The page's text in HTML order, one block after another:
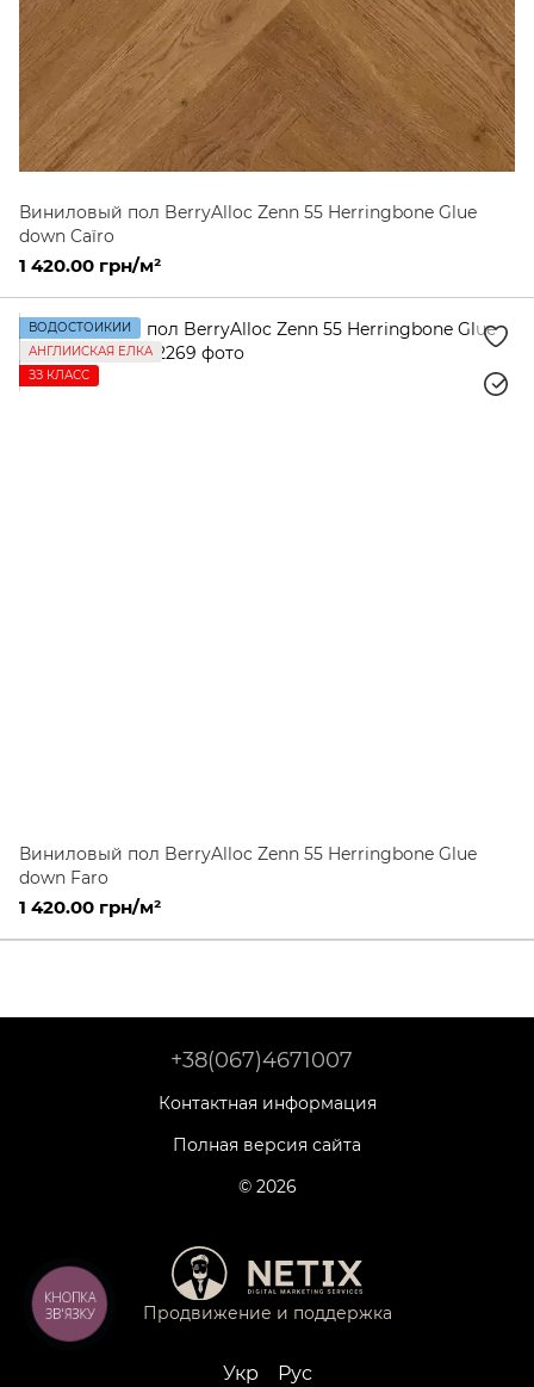
Виниловый пол BerryAlloc Zenn 55 Herringbone Glue
down Caïro
1 420.00 грн/м²
ВОДОСТОЙКИЙ
АНГЛИЙСКАЯ ЕЛКА
ЗЗ КЛАСС
Виниловый пол BerryAlloc Zenn 55 Herringbone Glue
down Faro
1 420.00 грн/м²
+38(067)4671007
Контактная информация
Полная версия сайта
© 2026
Продвижение и поддержка
Укр Рус
КНОПКА
ЗВ'ЯЗКУ